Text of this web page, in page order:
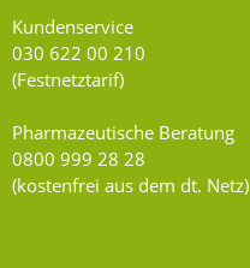
Kundenservice
030 622 00 210
(Festnetztarif)
Pharmazeutische Beratung
0800 999 28 28
(kostenfrei aus dem dt. Netz)